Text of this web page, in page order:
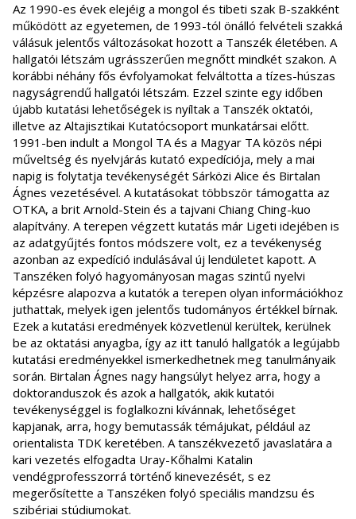
Az 1990-es évek elejéig a mongol és tibeti szak B-szakként
működött az egyetemen, de 1993-tól önálló felvételi szakká
válásuk jelentős változásokat hozott a Tanszék életében. A
hallgatói létszám ugrásszerűen megnőtt mindkét szakon. A
korábbi néhány fős évfolyamokat felváltotta a tízes-húszas
nagyságrendű hallgatói létszám. Ezzel szinte egy időben
újabb kutatási lehetőségek is nyíltak a Tanszék oktatói,
illetve az Altajisztikai Kutatócsoport munkatársai előtt.
1991-ben indult a Mongol TA és a Magyar TA közös népi
műveltség és nyelvjárás kutató expedíciója, mely a mai
napig is folytatja tevékenységét Sárközi Alice és Birtalan
Ágnes vezetésével. A kutatásokat többször támogatta az
OTKA, a brit Arnold-Stein és a tajvani Chiang Ching-kuo
alapítvány. A terepen végzett kutatás már Ligeti idejében is
az adatgyűjtés fontos módszere volt, ez a tevékenység
azonban az expedíció indulásával új lendületet kapott. A
Tanszéken folyó hagyományosan magas szintű nyelvi
képzésre alapozva a kutatók a terepen olyan információkhoz
juthattak, melyek igen jelentős tudományos értékkel bírnak.
Ezek a kutatási eredmények közvetlenül kerültek, kerülnek
be az oktatási anyagba, így az itt tanuló hallgatók a legújabb
kutatási eredményekkel ismerkedhetnek meg tanulmányaik
során. Birtalan Ágnes nagy hangsúlyt helyez arra, hogy a
doktoranduszok és azok a hallgatók, akik kutatói
tevékenységgel is foglalkozni kívánnak, lehetőséget
kapjanak, arra, hogy bemutassák témájukat, például az
orientalista TDK keretében. A tanszékvezető javaslatára a
kari vezetés elfogadta Uray-Kőhalmi Katalin
vendégprofesszorrá történő kinevezését, s ez
megerősítette a Tanszéken folyó speciális mandzsu és
szibériai stúdiumokat.